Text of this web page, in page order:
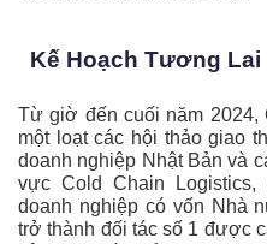
Kế Hoạch Tương Lai
Từ giờ đến cuối năm 2024,
một loạt các hội thảo giao
doanh nghiệp Nhật Bản và
vực Cold Chain
doanh nghiệp có vốn Nhà
trở thành đối tác số 1 được